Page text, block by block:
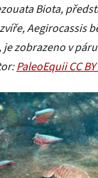
Biota,
Aegirocassis
zobrazeno v
PaleoEquii CC